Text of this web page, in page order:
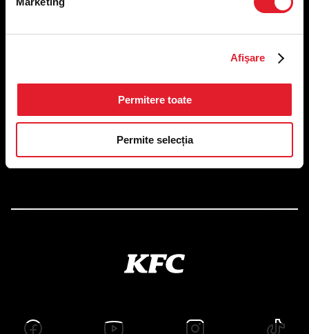
Afişare
Permitere toate
Permite selecția
Restaurante
CAMERA 5, Etaj 2
Autorizații și avize